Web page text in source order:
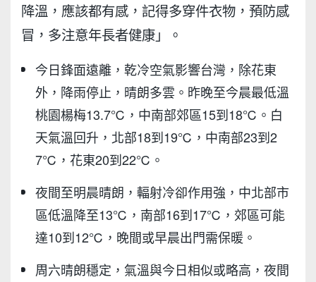
降溫，應該都有感，記得多穿件衣物，預防感
冒，多注意年長者健康」。
今日鋒面遠離，乾冷空氣影響台灣，除花東
外，降雨停止，晴朗多雲。昨晚至今晨最低溫
桃園楊梅13.7℃，中南部郊區15到18℃。白
天氣溫回升，北部18到19℃，中南部23到2
7℃，花東20到22℃。
夜間至明晨晴朗，輻射冷卻作用強，中北部市
區低溫降至13℃，南部16到17℃，郊區可能
達10到12℃，晚間或早晨出門需保暖。
周六晴朗穩定，氣溫與今日相似或略高，夜間